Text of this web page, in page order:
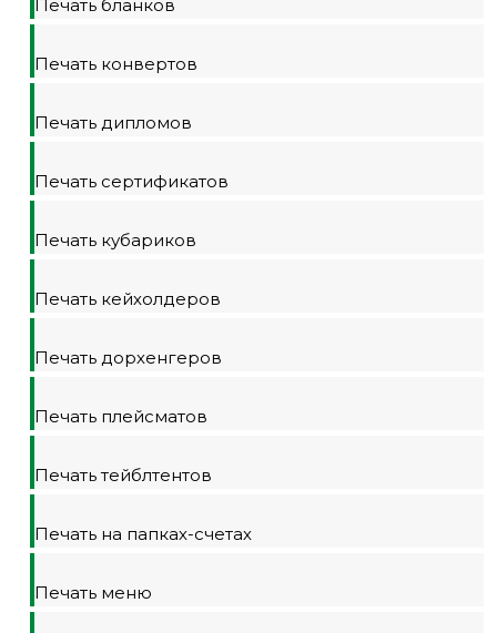
Печать бланков
Печать конвертов
Печать дипломов
Печать сертификатов
Печать кубариков
Печать кейхолдеров
Печать дорхенгеров
Печать плейсматов
Печать тейблтентов
Печать на папках-счетах
Печать меню